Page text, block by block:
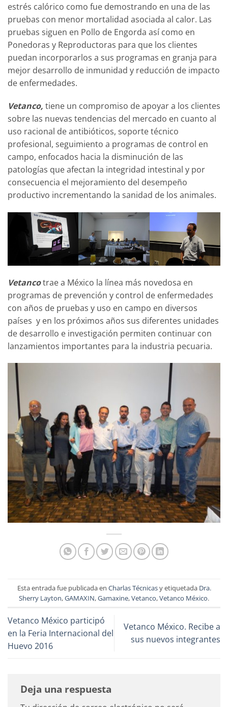
estrés calórico como fue demostrando en una de las
pruebas con menor mortalidad asociada al calor. Las
pruebas siguen en Pollo de Engorda así como en
Ponedoras y Reproductoras para que los clientes
puedan incorporarlos a sus programas en granja para
mejor desarrollo de inmunidad y reducción de impacto
de enfermedades.
Vetanco, tiene un compromiso de apoyar a los clientes
sobre las nuevas tendencias del mercado en cuanto al
uso racional de antibióticos, soporte técnico
profesional, seguimiento a programas de control en
campo, enfocados hacia la disminución de las
patologías que afectan la integridad intestinal y por
consecuencia el mejoramiento del desempeño
productivo incrementando la sanidad de los animales.
Vetancotrae a México la línea más novedosa en
programas de prevención y control de enfermedades
con años de pruebas y uso en campo en diversos
países y en los próximos años sus diferentes unidades
de desarrollo e investigación permiten continuar con
lanzamientos importantes para la industria pecuaria.
Esta entrada fue publicada en Charlas Técnicasy etiquetada Dra.
Sherry Layton,GAMAXIN,Gamaxine,Vetanco,Vetanco México.
Vetanco México participó
en la Feria Internacional del
Huevo 2016
Vetanco México. Recibe a
sus nuevos integrantes
Deja una respuesta